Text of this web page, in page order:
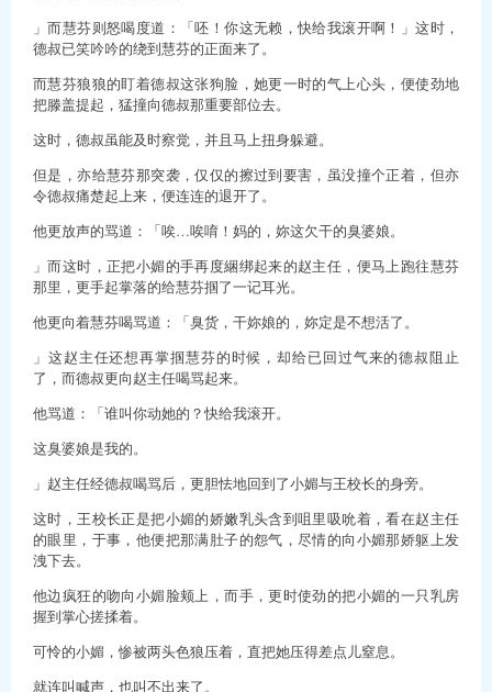
」而慧芬则怒喝度道：「呸！你这无赖，快给我滚开啊！」这时，
德叔已笑吟吟的绕到慧芬的正面来了。
而慧芬狼狼的盯着德叔这张狗脸，她更一时的气上心头，便使劲地
把滕盖提起，猛撞向德叔那重要部位去。
这时，德叔虽能及时察觉，并且马上扭身躲避。
但是，亦给慧芬那突袭，仅仅的擦过到要害，虽没撞个正着，但亦
令德叔痛楚起上来，便连连的退开了。
他更放声的骂道：「唉…唉唷！妈的，妳这欠干的臭婆娘。
」而这时，正把小媚的手再度綑绑起来的赵主任，便马上跑往慧芬
那里，更手起掌落的给慧芬掴了一记耳光。
他更向着慧芬喝骂道：「臭货，干妳娘的，妳定是不想活了。
」这赵主任还想再掌掴慧芬的时候，却给已回过气来的德叔阻止
了，而德叔更向赵主任喝骂起来。
他骂道：「谁叫你动她的？快给我滚开。
这臭婆娘是我的。
」赵主任经德叔喝骂后，更胆怯地回到了小媚与王校长的身旁。
这时，王校长正是把小媚的娇嫩乳头含到咀里吸吮着，看在赵主任
的眼里，于事，他便把那满肚子的怨气，尽情的向小媚那娇躯上发
洩下去。
他边疯狂的吻向小媚脸颊上，而手，更时使劲的把小媚的一只乳房
握到掌心搓揉着。
可怜的小媚，惨被两头色狼压着，直把她压得差点儿窒息。
就连叫喊声，也叫不出来了。